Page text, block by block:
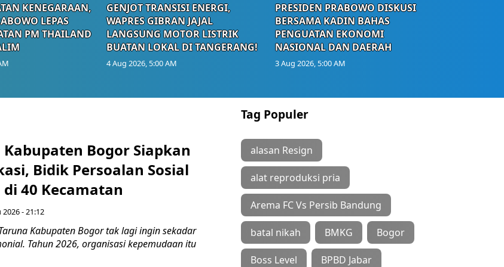
KENEGARAAN,
LEPAS
PM THAILAND
GENJOT TRANSISI ENERGI,
WAPRES GIBRAN JAJAL
LANGSUNG MOTOR LISTRIK
BUATAN LOKAL DI TANGERANG!
4 Aug 2026, 5:00 AM
PRESIDEN PRABOWO DISKUSI
BERSAMA KADIN BAHAS
PENGUATAN EKONOMI
NASIONAL DAN DAERAH
3 Aug 2026, 5:00 AM
Bogor Siapkan
Bidik Persoalan Sosial
40 Kecamatan
- 21:12
Taruna Kabupaten Bogor tak lagi ingin sekadar
Tahun 2026, organisasi kepemudaan itu
Tag Populer
alasan Resign
alat reproduksi pria
Arema FC Vs Persib Bandung
batal nikah BMKG Bogor
Boss Level BPBD Jabar